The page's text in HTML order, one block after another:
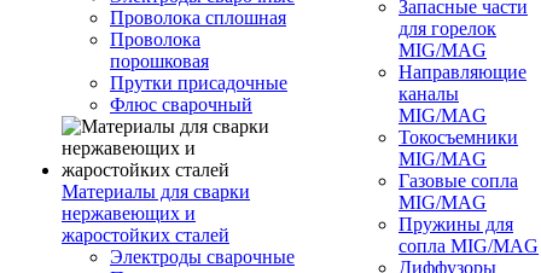
Проволока сплошная
Проволока
порошковая
Прутки присадочные
Флюс сварочный
Материалы для сварки
нержавеющих и
жаростойких сталей
Электроды сварочные
Запасные части
для горелок
MIG/MAG
Направляющие
каналы
MIG/MAG
Токосъемники
MIG/MAG
Газовые сопла
MIG/MAG
Пружины для
сопла MIG/MAG
Диффузоры